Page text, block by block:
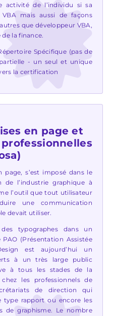
activité de l’individu si sa
mais aussi de façons
que développeur VBA,
la finance.
Spécifique (pas de
- un seul et unique
la certification
en page et
page, s’est imposé dans le
l’industrie graphique à
l’outil que tout utilisateur
une communication
devait utiliser.
des typographes dans un
(Présentation Assistée
est aujourd’hui un
à un très large public
à tous les stades de la
les professionnels de
de direction qui
type rapport ou encore les
de graphisme. Le nombre